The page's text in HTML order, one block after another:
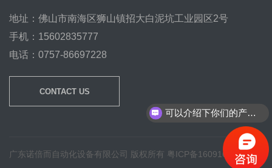
地址：佛山市南海区狮山镇招大白泥坑工业园区2号
手机：15602835777
电话：0757-86697228
CONTACT US
广东诺倍而自动化设备有限公司 版权所有 粤ICP备16091605号
可以介绍下你们的产品么？